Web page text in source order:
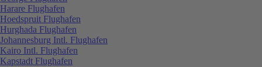
Harare Flughafen
Hoedspruit Flughafen
Hurghada Flughafen
Johannesburg Intl. Flughafen
Kairo Intl. Flughafen
Kapstadt Flughafen